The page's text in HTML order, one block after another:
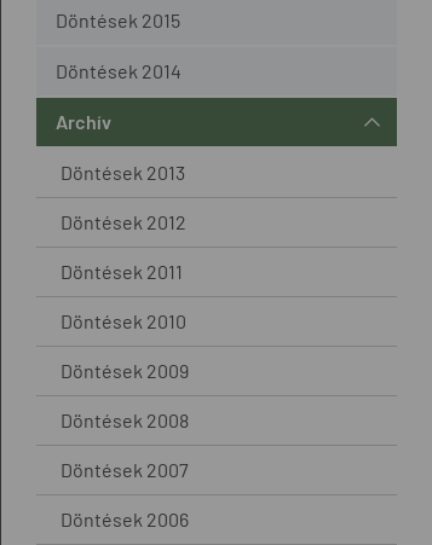
Döntések 2015
Döntések 2014
Archív
Döntések 2013
Döntések 2012
Döntések 2011
Döntések 2010
Döntések 2009
Döntések 2008
Döntések 2007
Döntések 2006